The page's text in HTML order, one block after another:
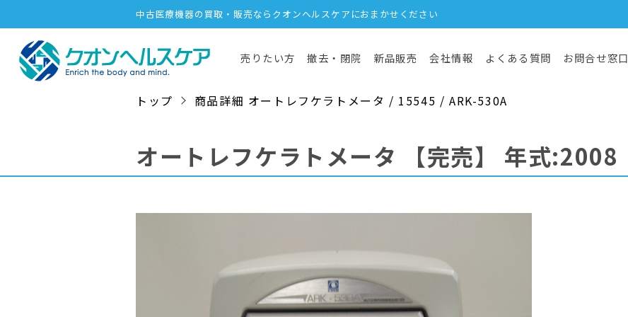
中古医療機器の買取・販売ならクオンヘルスケアにおまかせください
売りたい方 撤去・閉院 新品販売 会社情報 よくある質問 お問合せ窓口
トップ 商品詳細 オートレフケラトメータ / 15545 / ARK-530A
オートレフケラトメータ 【完売】 年式:2008